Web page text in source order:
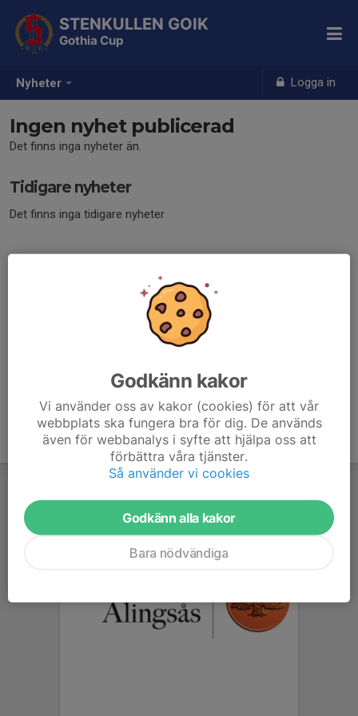
Nyheter Logga in
STENKULLEN GOIK
Gothia Cup
Ingen nyhet publicerad
Det finns inga nyheter än.
Tidigare nyheter
Det finns inga tidigare nyheter
Godkänn kakor
Vi använder oss av kakor (cookies) för att vår
webbplats ska fungera bra för dig. De används
även för webbanalys i syfte att hjälpa oss att
förbättra våra tjänster.
Så använder vi cookies
Godkänn alla kakor
Bara nödvändiga